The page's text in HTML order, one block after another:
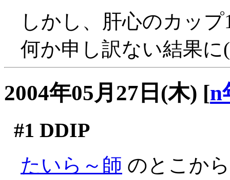
しかし、肝心のカッ
何か申し訳ない結果に
2004年05月27日(木) [n
#1 DDIP
たいら～師 のとこか